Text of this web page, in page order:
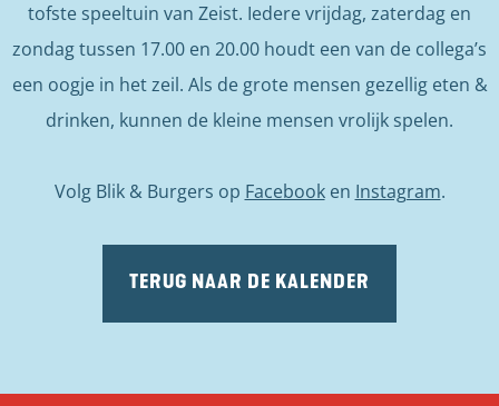
tofste speeltuin van Zeist. Iedere vrijdag, zaterdag en
zondag tussen 17.00 en 20.00 houdt een van de collega’s
een oogje in het zeil. Als de grote mensen gezellig eten &
drinken, kunnen de kleine mensen vrolijk spelen.
Volg Blik & Burgers op Facebooken Instagram.
TERUG NAAR DE KALENDER